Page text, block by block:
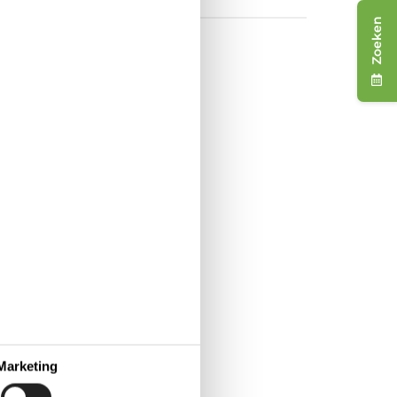
Zoeken